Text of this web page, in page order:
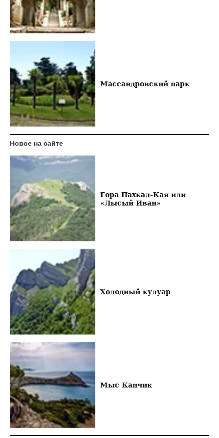
Массандровский парк
Новое на сайте
Гора Пахкал-Кая или
«Лысый Иван»
Холодный кулуар
Мыс Капчик